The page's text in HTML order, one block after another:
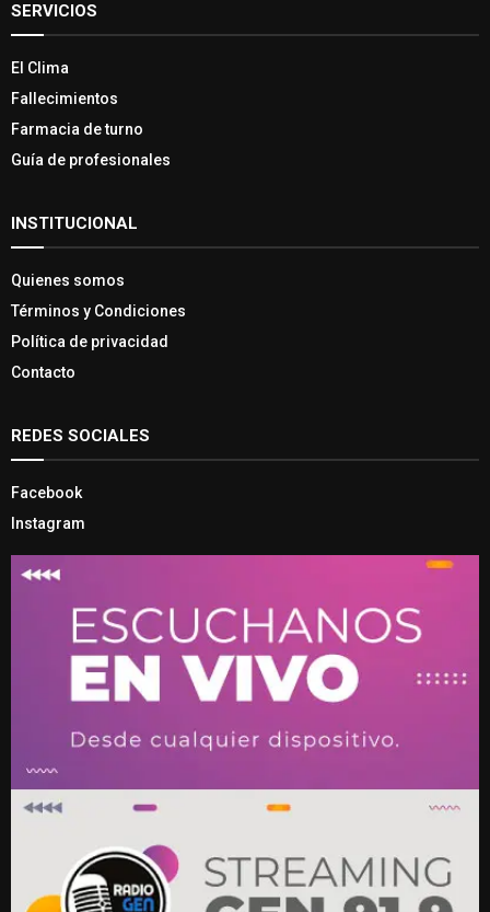
SERVICIOS
El Clima
Fallecimientos
Farmacia de turno
Guía de profesionales
INSTITUCIONAL
Quienes somos
Términos y Condiciones
Política de privacidad
Contacto
REDES SOCIALES
Facebook
Instagram